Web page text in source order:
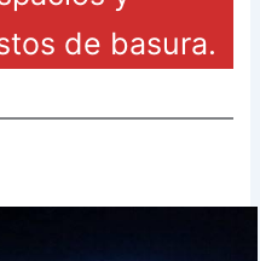
de basura.